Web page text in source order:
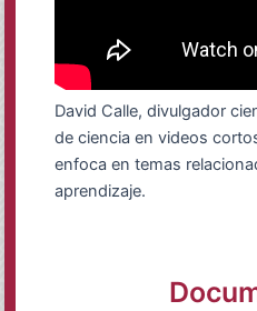
David Calle, divulgador
de ciencia en videos
enfoca en temas
aprendizaje.